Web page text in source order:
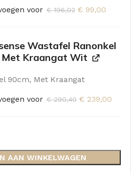
voor €196,02 € 99,00
Wastafel Ranonkel
Met Kraangat Wit
90cm, Met Kraangat
voor €290,40 € 239,00
AAN WINKELWAGEN